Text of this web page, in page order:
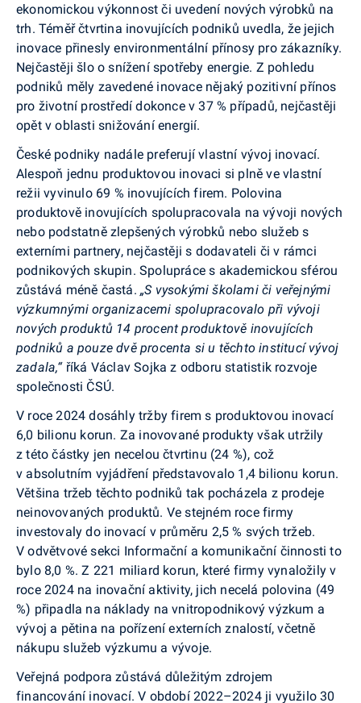
ekonomickou výkonnost či uvedení nových výrobků na
trh. Téměř čtvrtina inovujících podniků uvedla, že jejich
inovace přinesly environmentální přínosy pro zákazníky.
Nejčastěji šlo o snížení spotřeby energie. Z pohledu
podniků měly zavedené inovace nějaký pozitivní přínos
pro životní prostředí dokonce v 37 % případů, nejčastěji
opět v oblasti snižování energií.
České podniky nadále preferují vlastní vývoj inovací.
Alespoň jednu produktovou inovaci si plně ve vlastní
režii vyvinulo 69 % inovujících firem. Polovina
produktově inovujících spolupracovala na vývoji nových
nebo podstatně zlepšených výrobků nebo služeb s
externími partnery, nejčastěji s dodavateli či v rámci
podnikových skupin. Spolupráce s akademickou sférou
zůstává méně častá. „S vysokými školami či veřejnými
výzkumnými organizacemi spolupracovalo při vývoji
nových produktů 14 procent produktově inovujících
podniků a pouze dvě procenta si u těchto institucí vývoj
zadala,“říká Václav Sojka z odboru statistik rozvoje
společnosti ČSÚ.
V roce 2024 dosáhly tržby firem s produktovou inovací
6,0 bilionu korun. Za inovované produkty však utržily
z této částky jen necelou čtvrtinu (24 %), což
v absolutním vyjádření představovalo 1,4 bilionu korun.
Většina tržeb těchto podniků tak pocházela z prodeje
neinovovaných produktů. Ve stejném roce firmy
investovaly do inovací v průměru 2,5 % svých tržeb.
V odvětvové sekci Informační a komunikační činnosti to
bylo 8,0 %. Z 221 miliard korun, které firmy vynaložily v
roce 2024 na inovační aktivity, jich necelá polovina (49
%) připadla na náklady na vnitropodnikový výzkum a
vývoj a pětina na pořízení externích znalostí, včetně
nákupu služeb výzkumu a vývoje.
Veřejná podpora zůstává důležitým zdrojem
financování inovací. V období 2022–2024 ji využilo 30